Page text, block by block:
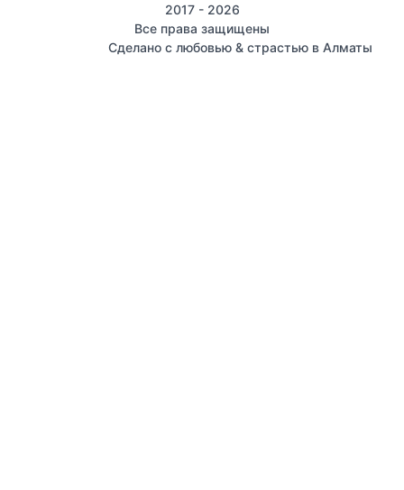
2017 - 2026
Все права защищены
Сделано с любовью & страстью в Алматы